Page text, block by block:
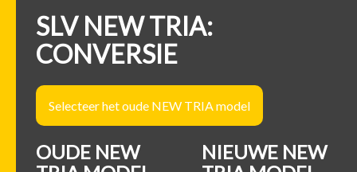
SLV NEW TRIA:
CONVERSIE
Selecteer het oude NEW TRIA model
OUDE NEW
NIEUWE NEW